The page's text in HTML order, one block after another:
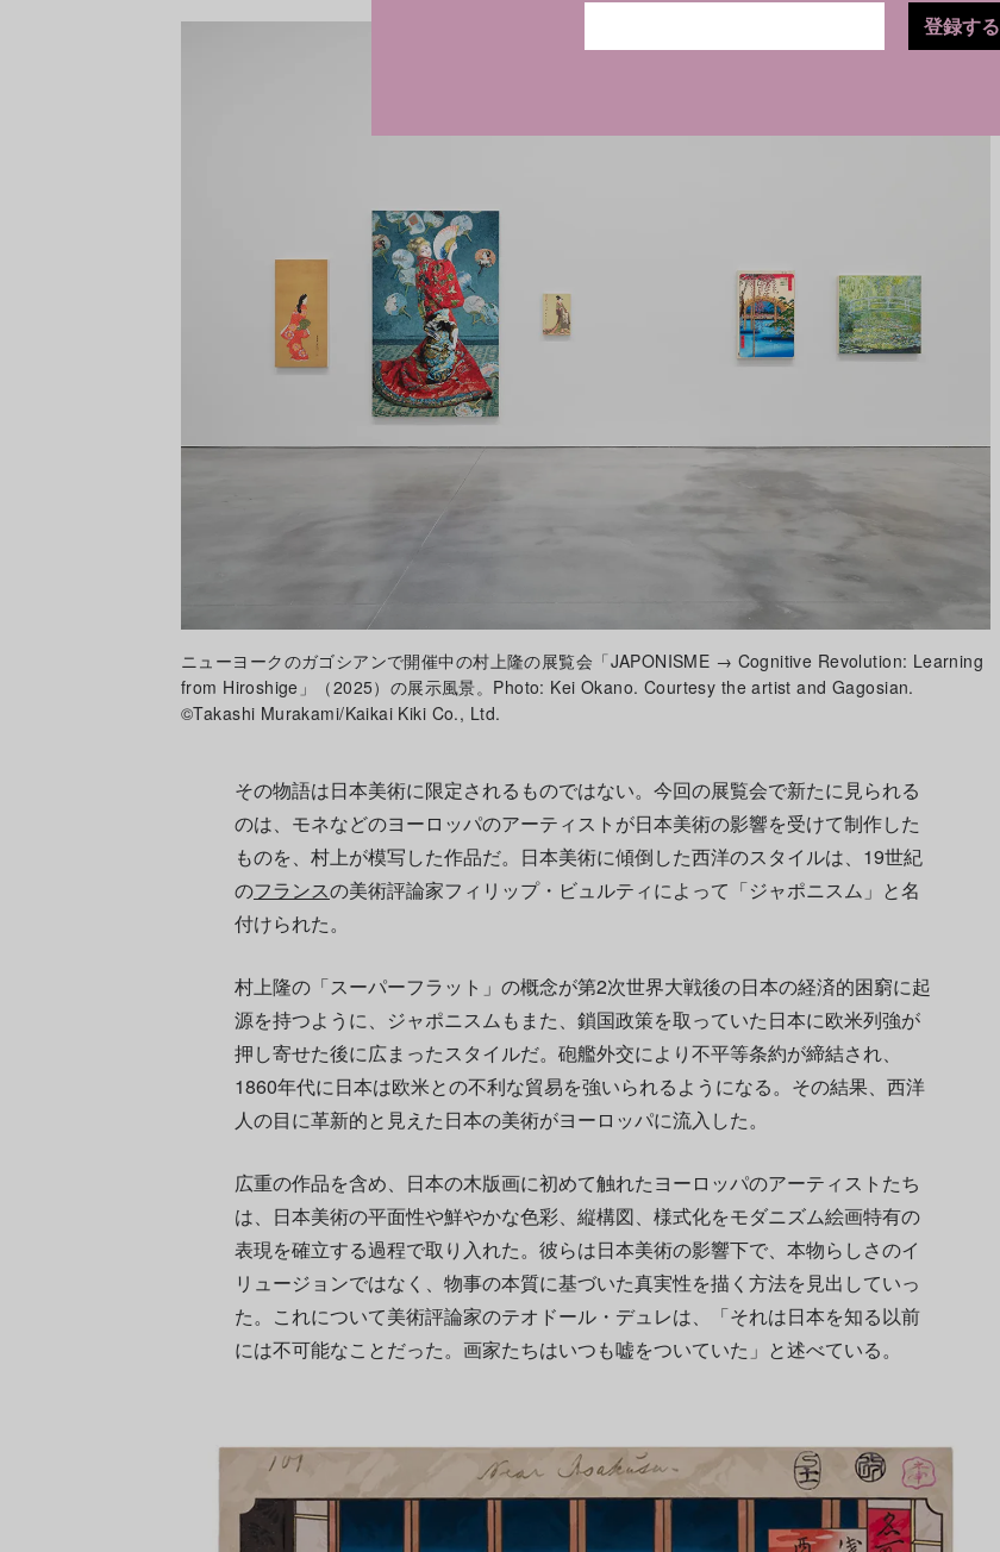
ニューヨークのガゴシアンで開催中の村上隆の展覧会「JAPONISME → Cognitive Revolution: Learning
from Hiroshige」（2025）の展示風景。Photo: Kei Okano. Courtesy the artist and Gagosian.
©Takashi Murakami/Kaikai Kiki Co., Ltd.
その物語は日本美術に限定されるものではない。今回の展覧会で新たに見られる
のは、モネなどのヨーロッパのアーティストが日本美術の影響を受けて制作した
ものを、村上が模写した作品だ。日本美術に傾倒した西洋のスタイルは、19世紀
のフランスの美術評論家フィリップ・ビュルティによって「ジャポニスム」と名
付けられた。
村上隆の「スーパーフラット」の概念が第2次世界大戦後の日本の経済的困窮に起
源を持つように、ジャポニスムもまた、鎖国政策を取っていた日本に欧米列強が
押し寄せた後に広まったスタイルだ。砲艦外交により不平等条約が締結され、
1860年代に日本は欧米との不利な貿易を強いられるようになる。その結果、西洋
人の目に革新的と見えた日本の美術がヨーロッパに流入した。
広重の作品を含め、日本の木版画に初めて触れたヨーロッパのアーティストたち
は、日本美術の平面性や鮮やかな色彩、縦構図、様式化をモダニズム絵画特有の
表現を確立する過程で取り入れた。彼らは日本美術の影響下で、本物らしさのイ
リュージョンではなく、物事の本質に基づいた真実性を描く方法を見出していっ
た。これについて美術評論家のテオドール・デュレは、「それは日本を知る以前
には不可能なことだった。画家たちはいつも嘘をついていた」と述べている。
登録する